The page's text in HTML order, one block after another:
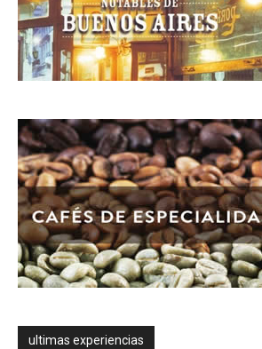
ultimas experiencias